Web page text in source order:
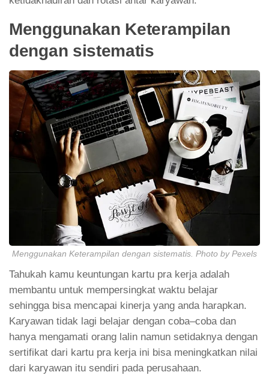
Menggunakan Keterampilan
dengan sistematis
Menggunakan Keterampilan dengan sistematis. Photo by Pexels
Tahukah kamu keuntungan kartu pra kerja adalah
membantu untuk mempersingkat waktu belajar
sehingga bisa mencapai kinerja yang anda harapkan.
Karyawan tidak lagi belajar dengan coba–coba dan
hanya mengamati orang lalin namun setidaknya dengan
sertifikat dari kartu pra kerja ini bisa meningkatkan nilai
dari karyawan itu sendiri pada perusahaan.